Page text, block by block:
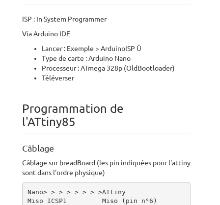
ISP : In System Programmer
Via Arduino IDE
Lancer : Exemple > ArduinoISP Ŭ
Type de carte : Arduino Nano
Processeur : ATmega 328p (OldBootloader)
Téléverser
Programmation de
l'ATtiny85
Câblage
Câblage sur breadBoard (les pin indiquées pour l'attiny
sont dans l'ordre physique)
Nano> > > > > > > >ATtiny
Miso ICSP1         Miso (pin n°6)